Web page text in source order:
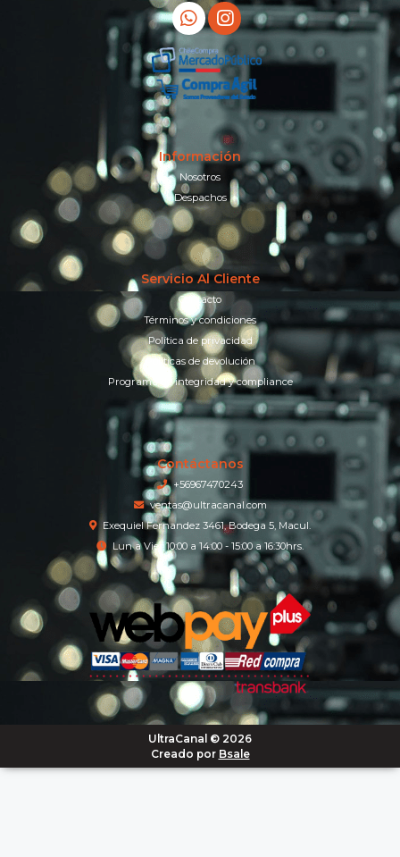
Información
Nosotros
Despachos
Servicio Al Cliente
Contacto
Términos y condiciones
Política de privacidad
Políticas de devolución
Programa de integridad y compliance
Contáctanos
+56967470243
ventas@ultracanal.com
Exequiel Fernandez 3461, Bodega 5, Macul.
Lun a Vier 10:00 a 14:00 - 15:00 a 16:30hrs.
UltraCanal © 2026
Creado por Bsale